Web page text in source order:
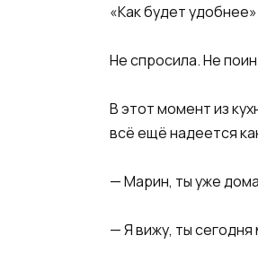
«Как будет
Не спросила. Не
В этот момент из
всё ещё надеется
— Марин, ты уже
— Я вижу, ты